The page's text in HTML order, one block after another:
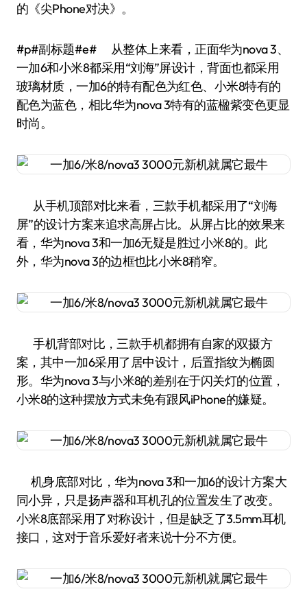
的《尖Phone对决》。
#p#副标题#e# 从整体上来看，正面华为nova 3、
一加6和小米8都采用“刘海”屏设计，背面也都采用
玻璃材质，一加6的特有配色为红色、小米8特有的
配色为蓝色，相比华为nova 3特有的蓝楹紫变色更显
时尚。
从手机顶部对比来看，三款手机都采用了“刘海
屏”的设计方案来追求高屏占比。从屏占比的效果来
看，华为nova 3和一加6无疑是胜过小米8的。此
外，华为nova 3的边框也比小米8稍窄。
手机背部对比，三款手机都拥有自家的双摄方
案，其中一加6采用了居中设计，后置指纹为椭圆
形。华为nova 3与小米8的差别在于闪关灯的位置，
小米8的这种摆放方式未免有跟风iPhone的嫌疑。
机身底部对比，华为nova 3和一加6的设计方案大
同小异，只是扬声器和耳机孔的位置发生了改变。
小米8底部采用了对称设计，但是缺乏了3.5mm耳机
接口，这对于音乐爱好者来说十分不方便。